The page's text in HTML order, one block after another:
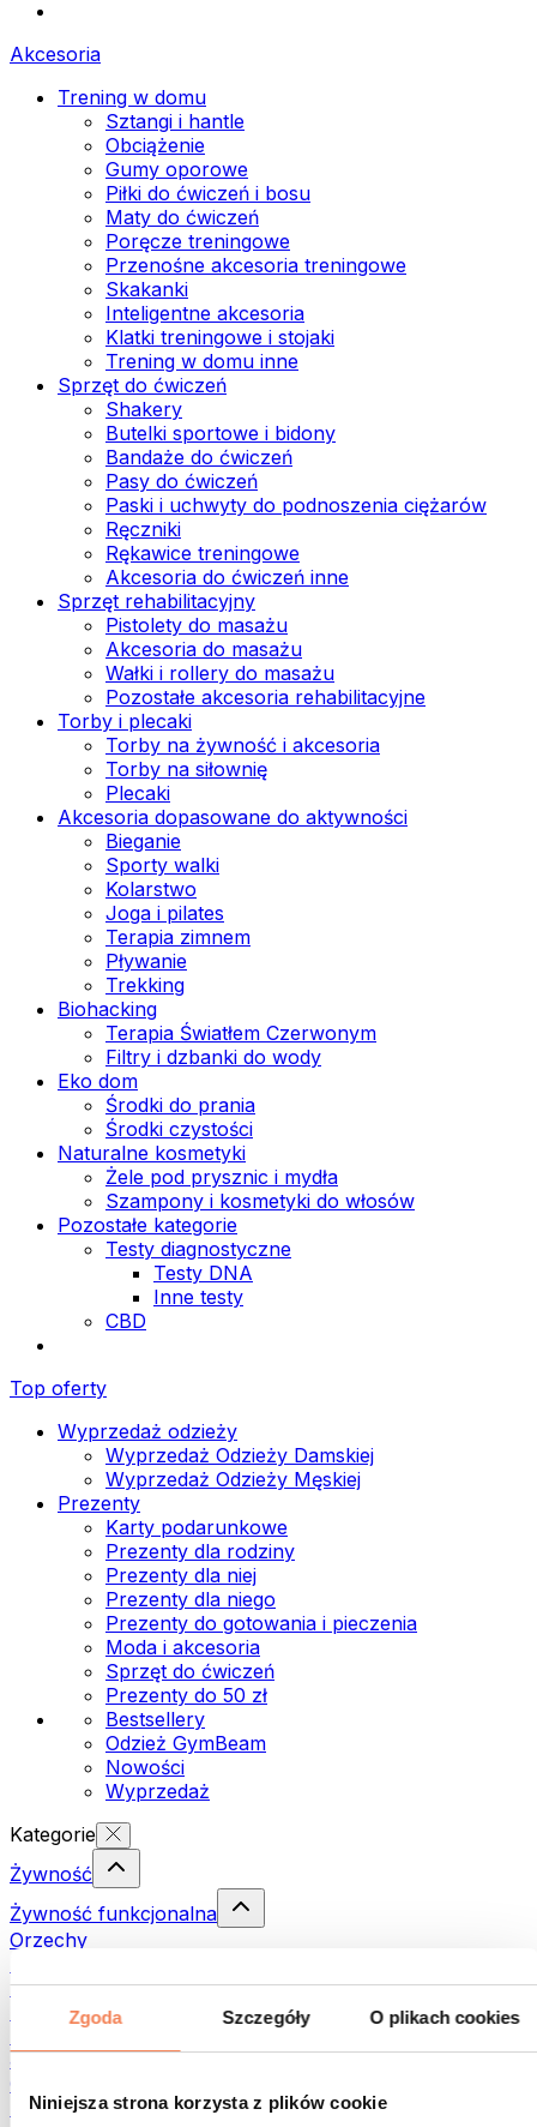
Zgoda Szczegóły O plikach cookies
Niniejsza strona korzysta z plików cookie
Akcesoria
Trening w domu
Sztangi i hantle
Obciążenie
Gumy oporowe
Piłki do ćwiczeń i bosu
Maty do ćwiczeń
Poręcze treningowe
Przenośne akcesoria treningowe
Skakanki
Inteligentne akcesoria
Klatki treningowe i stojaki
Trening w domu inne
Sprzęt do ćwiczeń
Shakery
Butelki sportowe i bidony
Bandaże do ćwiczeń
Pasy do ćwiczeń
Paski i uchwyty do podnoszenia ciężarów
Ręczniki
Rękawice treningowe
Akcesoria do ćwiczeń inne
Sprzęt rehabilitacyjny
Pistolety do masażu
Akcesoria do masażu
Wałki i rollery do masażu
Pozostałe akcesoria rehabilitacyjne
Torby i plecaki
Torby na żywność i akcesoria
Torby na siłownię
Plecaki
Akcesoria dopasowane do aktywności
Bieganie
Sporty walki
Kolarstwo
Joga i pilates
Terapia zimnem
Pływanie
Trekking
Biohacking
Terapia Światłem Czerwonym
Filtry i dzbanki do wody
Eko dom
Środki do prania
Środki czystości
Naturalne kosmetyki
Żele pod prysznic i mydła
Szampony i kosmetyki do włosów
Pozostałe kategorie
Testy diagnostyczne
Testy DNA
Inne testy
CBD
Top oferty
Wyprzedaż odzieży
Wyprzedaż Odzieży Damskiej
Wyprzedaż Odzieży Męskiej
Prezenty
Karty podarunkowe
Prezenty dla rodziny
Prezenty dla niej
Prezenty dla niego
Prezenty do gotowania i pieczenia
Moda i akcesoria
Sprzęt do ćwiczeń
Prezenty do 50 zł
Bestsellery
Odzież GymBeam
Nowości
Wyprzedaż
Kategorie
Żywność
Żywność funkcjonalna
Orzechy
Pasty i kremy do smarowania
Jajka
Chleb i pieczywo
Mięso